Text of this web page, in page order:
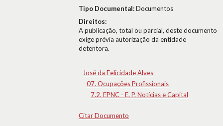
Tipo Documental:Documentos
Direitos:
A publicação, total ou parcial, deste documento
exige prévia autorização da entidade
detentora.
José da Felicidade Alves
07. Ocupações Profissionais
7.2. EPNC - E. P. Notícias e Capital
Citar Documento